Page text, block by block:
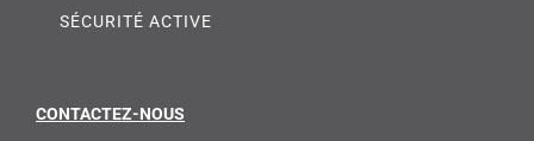
SÉCURITÉ ACTIVE
CONTACTEZ-NOUS